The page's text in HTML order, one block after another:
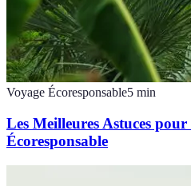
Voyage Écoresponsable5 min
Les Meilleures Astuces
Écoresponsable